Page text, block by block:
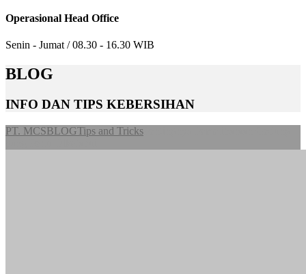
Operasional Head Office
Senin - Jumat / 08.30 - 16.30 WIB
BLOG
INFO DAN TIPS KEBERSIHAN
PT. MCSBLOGTips and Tricks